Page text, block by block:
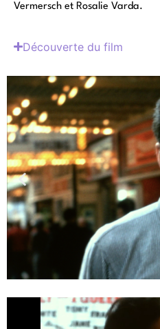
Vermersch et Rosalie Varda.
Découverte du film